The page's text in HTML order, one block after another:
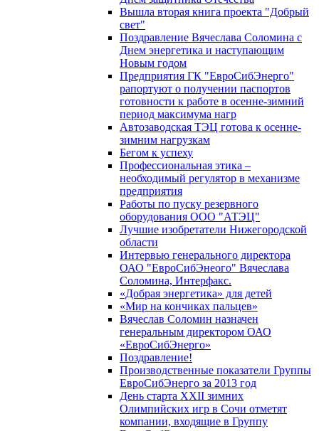
Вышла вторая книга проекта "Добрый
свет"
Поздравление Вячеслава Соломина с
Днем энергетика и наступающим
Новым годом
Предприятия ГК "ЕвроСибЭнерго"
рапортуют о получении паспортов
готовности к работе в осенне-зимний
период максимума нагр
Автозаводская ТЭЦ готова к осенне-
зимним нагрузкам
Бегом к успеху
Профессиональная этика –
необходимый регулятор в механизме
предприятия
Работы по пуску резервного
оборудования ООО "АТЭЦ"
Лучшие изобретатели Нижегородской
области
Интервью генерального директора
ОАО "ЕвроСибЭнеого" Вячеслава
Соломина, Интерфакс.
«Добрая энергетика» для детей
«Мир на кончиках пальцев»
Вячеслав Соломин назначен
генеральным директором ОАО
«ЕвроСибЭнерго»
Поздравление!
Производственные показатели Группы
ЕвроСибЭнерго за 2013 год
День старта XXII зимних
Олимпийских игр в Сочи отметят
компании, входящие в Группу